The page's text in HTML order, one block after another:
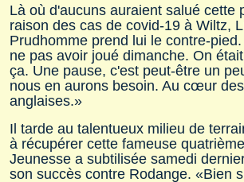
Là où d'aucuns auraient salué cette
raison des cas de covid-19 à Wiltz,
Prudhomme prend lui le contre-
ne pas avoir joué dimanche. On
ça. Une pause, c'est peut-être un
nous en aurons besoin. Au cœur
anglaises.»
Il tarde au talentueux milieu de
à récupérer cette fameuse
Jeunesse a subtilisée samedi
son succès contre Rodange. «Bien